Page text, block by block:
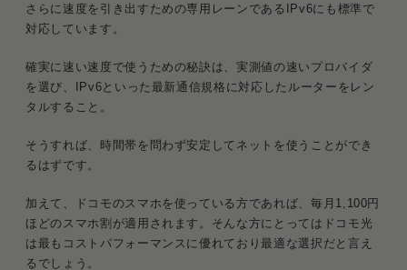
さらに速度を引き出すための専用レーンであるIPv6にも標準で
対応しています。
確実に速い速度で使うための秘訣は、実測値の速いプロバイダ
を選び、IPv6といった最新通信規格に対応したルーターをレン
タルすること。
そうすれば、時間帯を問わず安定してネットを使うことができ
るはずです。
加えて、ドコモのスマホを使っている方であれば、毎月1,100円
ほどのスマホ割が適用されます。そんな方にとってはドコモ光
は最もコストパフォーマンスに優れており最適な選択だと言え
るでしょう。